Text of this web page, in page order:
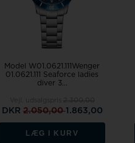
Model W01.0621.111Wenger
01.0621.111 Seaforce ladies
diver 3...
DKR 2.050,001.863,00
LÆG I KURV